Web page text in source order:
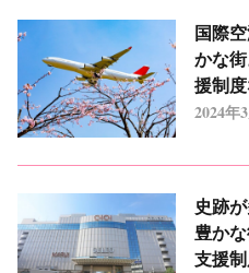
国際
かな
援制
2024年
史跡
豊か
支援